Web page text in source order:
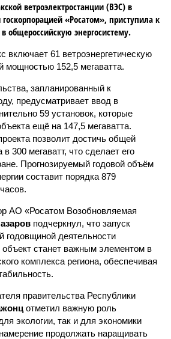
ветроэлектростанции (ВЭС) в
госкорпорацией «Росатом», приступила к
общероссийскую энергосистему.
включает 61 ветроэнергетическую
мощностью 152,5 мегаватта.
запланированный к
предусматривает ввод в
59 установок, которые
ещё на 147,5 мегаватта.
позволит достичь общей
300 мегаватт, что сделает его
Прогнозируемый годовой объём
составит порядка 879
АО «Росатом Возобновляемая
подчеркнул, что запуск
годовщиной деятельности
объект станет важным элементом в
комплекса региона, обеспечивая
правительства Республики
отметил важную роль
экологии, так и для экономики
продолжать наращивать